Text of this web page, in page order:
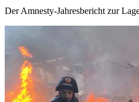
Der Amnesty-Jahresbericht zur